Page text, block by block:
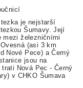
je nejstarší
Šumavy. Její
mezi železničními
(asi 3 km
Nové Pece) a Černý
jsou na
Nová Pec - Černý
v CHKO Šumava